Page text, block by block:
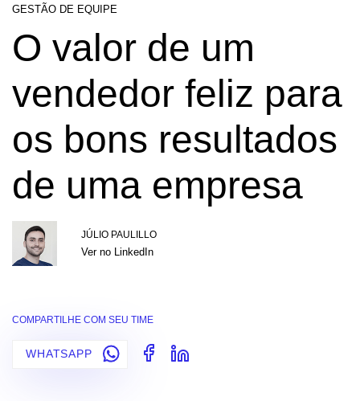
GESTÃO DE EQUIPE
O valor de um
vendedor feliz para
os bons resultados
de uma empresa
JÚLIO PAULILLO
Ver no LinkedIn
COMPARTILHE COM SEU TIME
WHATSAPP